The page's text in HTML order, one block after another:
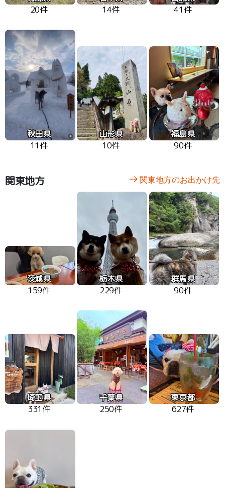
20件
14件
41件
秋田県
11件
山形県
10件
福島県
90件
関東地方 関東地方のお出かけ先
茨城県
159件
栃木県
229件
群馬県
90件
埼玉県
331件
千葉県
250件
東京都
627件